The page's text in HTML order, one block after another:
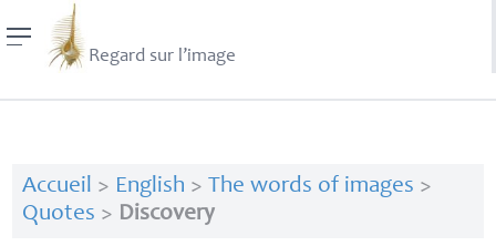
Regard sur l’image
Accueil > English > The words of images >
Quotes > Discovery